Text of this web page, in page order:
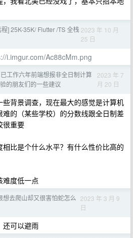
] 25K-35K/ Flutter /TS 全栈 2023 年 10 月
25 日
i.imgur.com/Ac88cMm.png
已工作六年前端想报非全日制计算
的朋友们的一些建议
2023 年 7
月 20 日
背景调查，现在最大的感觉是计算机
的（某些学校）的分数线跟全日制差
很重要
比是个什么水平？有什么性价比高的
难度低一点
想去爬山却又很害怕蛇怎么 2023 年 3 月 9
日
还可以避雨